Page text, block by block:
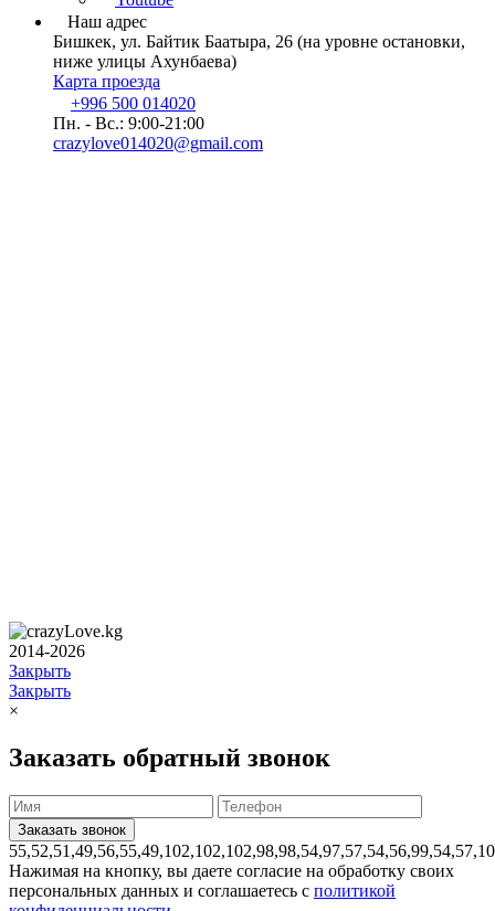
Наш адрес
Бишкек, ул. Байтик Баатыра, 26 (на уровне остановки,
ниже улицы Ахунбаева)
Карта проезда
+996 500 014020
Пн. - Вс.: 9:00-21:00
crazylove014020@gmail.com
2014-2026
Закрыть
Закрыть
×
Заказать обратный звонок
Нажимая на кнопку, вы даете согласие на обработку своих
персональных данных и соглашаетесь с политикой